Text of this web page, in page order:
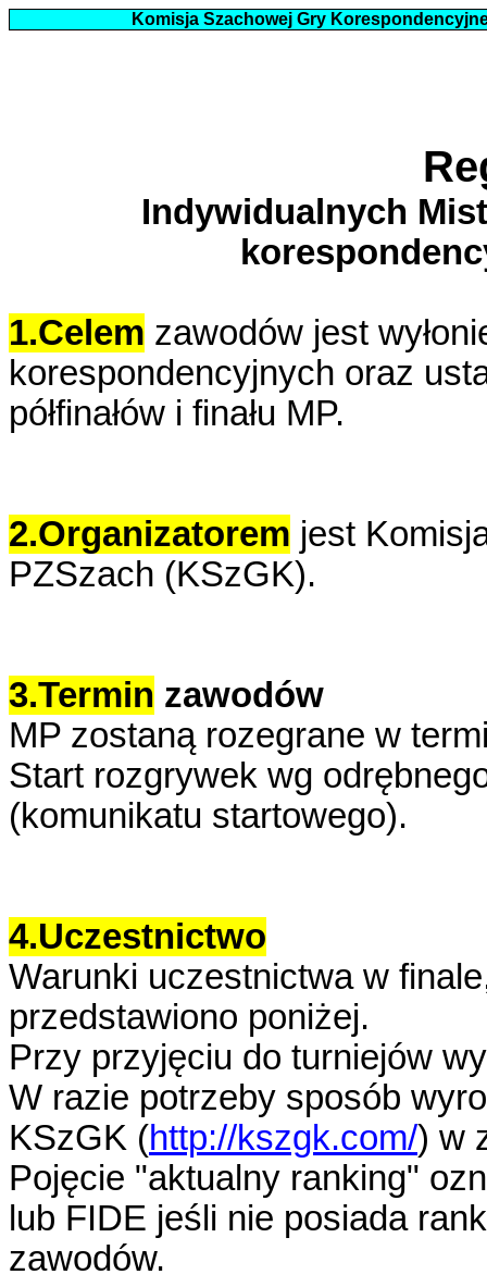
Komisja Szachowej Gry
Indywidualnych
1.Celem zawodów jest
korespondencyjnych oraz
półfinałów i finału MP.
2.Organizatorem jest
PZSzach (KSzGK).
3.Termin zawodów
MP zostaną rozegrane w
Start rozgrywek wg
(komunikatu startowego).
4.Uczestnictwo
Warunki uczestnictwa w
przedstawiono poniżej.
Przy przyjęciu do turniejów
W razie potrzeby sposób
KSzGK (http://kszgk.com/) w
Pojęcie "aktualny ranking"
lub FIDE jeśli nie posiada
zawodów.